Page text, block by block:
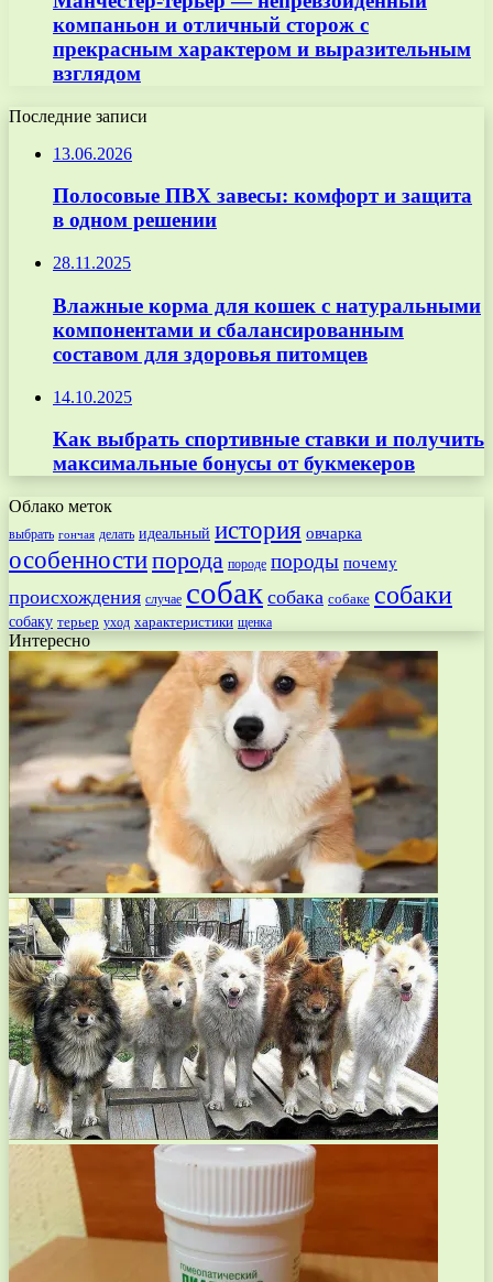
компаньон и отличный сторож с
прекрасным характером и выразительным
взглядом
Последние записи
13.06.2026
Полосовые ПВХ завесы: комфорт и защита
в одном решении
28.11.2025
Влажные корма для кошек с натуральными
компонентами и сбалансированным
составом для здоровья питомцев
14.10.2025
Как выбрать спортивные ставки и получить
максимальные бонусы от букмекеров
Облако меток
выбрать гончая делать идеальный история овчарка
особенностипорода породе породы почему
происхождения случае собак собака собаке собаки
собаку терьер уход характеристики щенка
Интересно